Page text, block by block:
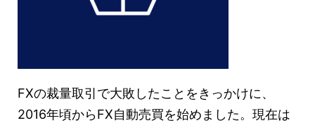
FXの裁量取引で大敗したことをきっかけに、
2016年頃からFX自動売買を始めました。現在は